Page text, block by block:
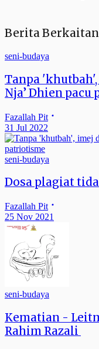
Berita Berkaitan
seni-budaya
Tanpa
Nja’ Dhien
Fazallah Pit
31 Jul 2022
seni-budaya
Dosa plagiat
Fazallah Pit
25 Nov 2021
seni-budaya
Kematian -
Rahim Razali